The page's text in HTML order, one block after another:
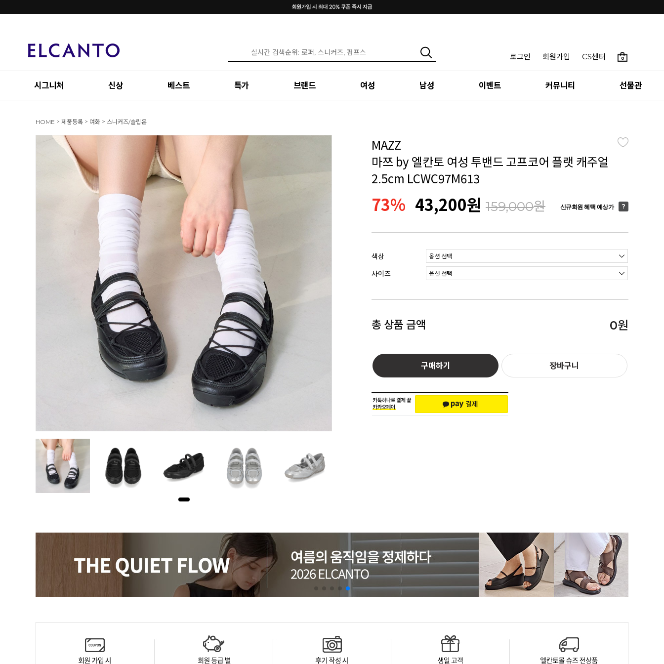
로그인 회원가입 CS센터 0
시그니처 신상 베스트 특가 브랜드 여성 남성 이벤트 커뮤니티 선물관
HOME > 제품등록 > 여화 > 스니커즈/슬립온
MAZZ
마쯔 by 엘칸토 여성 투밴드 고프코어 플랫 캐주얼
2.5cm LCWC97M613
73% 43,200원 159,000원 신규회원 혜택 예상가
색상
사이즈
총 상품 금액 0원
구매하기 장바구니